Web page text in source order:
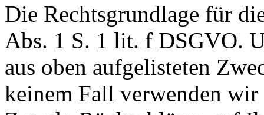
Die Rechtsgrundlage für
Abs. 1 S. 1 lit. f DSGVO.
aus oben aufgelisteten
keinem Fall verwenden wir